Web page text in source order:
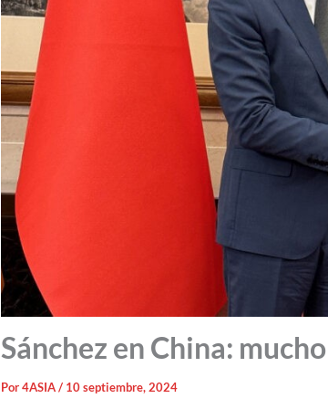
Sánchez en China:
Por4ASIA/ 10 septiembre, 2024